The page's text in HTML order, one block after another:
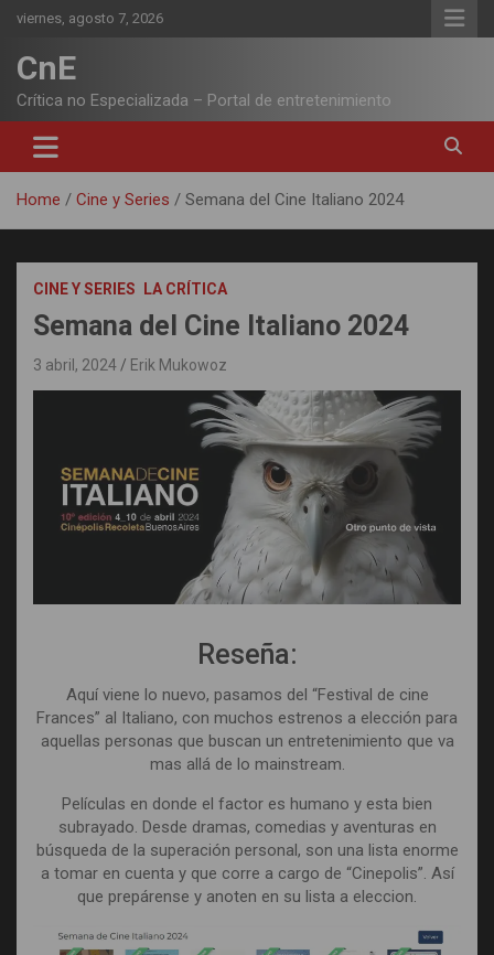
Skip
content
viernes, agosto 7, 2026
CnE
Crítica no Especializada – Portal de entretenimiento
Home Cine y Series Semana del Cine Italiano 2024
CINE Y SERIES LA CRÍTICA
Semana del Cine Italiano 2024
3 abril, 2024 Erik Mukowoz
Reseña:
Aquí viene lo nuevo, pasamos del “Festival de cine
Frances” al Italiano, con muchos estrenos a elección para
aquellas personas que buscan un entretenimiento que va
mas allá de lo mainstream.
Películas en donde el factor es humano y esta bien
subrayado. Desde dramas, comedias y aventuras en
búsqueda de la superación personal, son una lista enorme
a tomar en cuenta y que corre a cargo de “Cinepolis”. Así
que prepárense y anoten en su lista a eleccion.